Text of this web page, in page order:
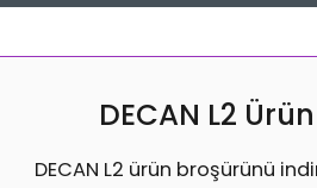
DECAN L2
DECAN L2 ürün broşürünü